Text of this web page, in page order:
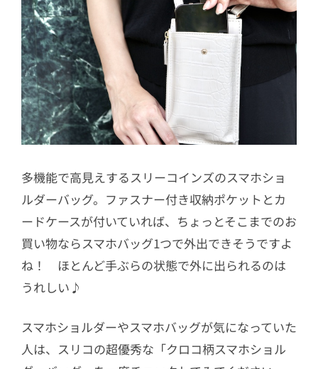
多機能で高見えするスリーコインズのスマホショ
ルダーバッグ。ファスナー付き収納ポケットとカ
ードケースが付いていれば、ちょっとそこまでのお
買い物ならスマホバッグ1つで外出できそうですよ
ね！ ほとんど手ぶらの状態で外に出られるのは
うれしい♪
スマホショルダーやスマホバッグが気になっていた
人は、スリコの超優秀な「クロコ柄スマホショル